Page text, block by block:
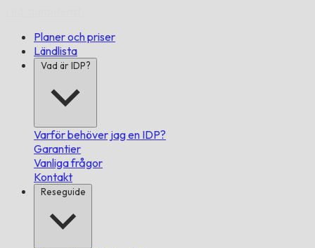
Planer och priser
Ländlista
Vad är IDP?
Varför behöver jag en IDP?
Garantier
Vanliga frågor
Kontakt
Reseguide